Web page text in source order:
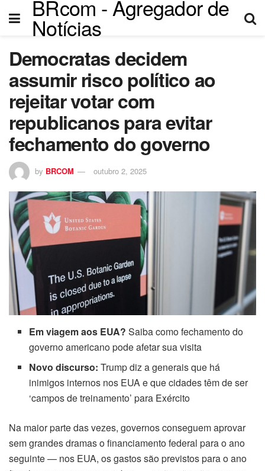
paketleri
panel
panel
panel
panel
panel
panel
panel
Panel
BRcom - Agregador de
Notícias
Democratas decidem
assumir risco político ao
rejeitar votar com
republicanos para evitar
fechamento do governo
by BRCOM outubro 2, 2025
Em viagem aos EUA?Saiba como fechamento do
governo americano pode afetar sua visita
Novo discurso:Trump diz a generais que há
inimigos internos nos EUA e que cidades têm de ser
‘campos de treinamento’ para Exército
Na maior parte das vezes, governos conseguem aprovar
sem grandes dramas o financiamento federal para o ano
seguinte — nos EUA, os gastos são previstos para o ano